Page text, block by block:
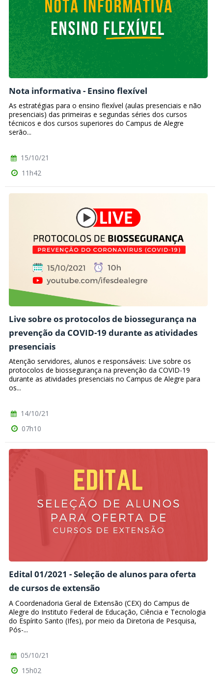
Nota informativa - Ensino flexível
As estratégias para o ensino flexível (aulas presenciais e não
presenciais) das primeiras e segundas séries dos cursos
técnicos e dos cursos superiores do Campus de Alegre
serão...
15/10/21
11h42
Live sobre os protocolos de biossegurança na
prevenção da COVID-19 durante as atividades
presenciais
Atenção servidores, alunos e responsáveis: Live sobre os
protocolos de biossegurança na prevenção da COVID-19
durante as atividades presenciais no Campus de Alegre para
os...
14/10/21
07h10
Edital 01/2021 - Seleção de alunos para oferta
de cursos de extensão
A Coordenadoria Geral de Extensão (CEX) do Campus de
Alegre do Instituto Federal de Educação, Ciência e Tecnologia
do Espírito Santo (Ifes), por meio da Diretoria de Pesquisa,
Pós-...
05/10/21
15h02